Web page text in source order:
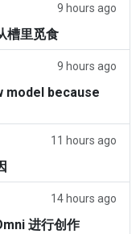
9 hours ago
槽里觅食
9 hours ago
model because
11 hours ago
14 hours ago
进行创作